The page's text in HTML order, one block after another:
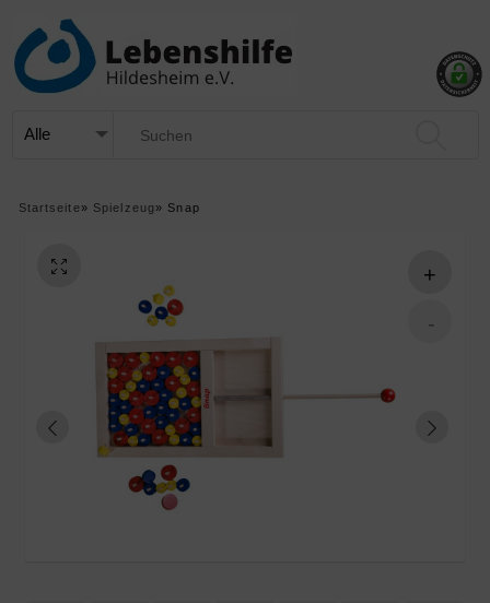
Startseite» Spielzeug » Snap